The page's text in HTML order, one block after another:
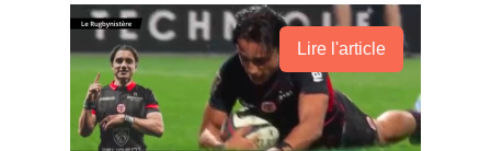
Lire l'article